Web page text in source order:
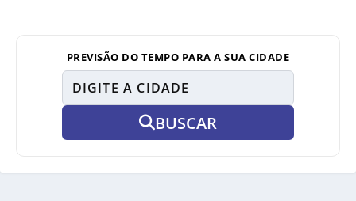
PREVISÃO DO TEMPO PARA A SUA CIDADE
BUSCAR